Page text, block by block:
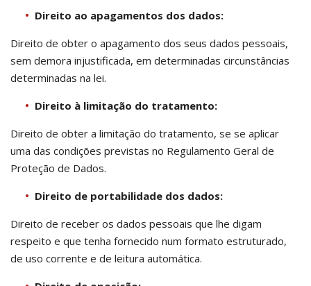
Direito ao apagamentos dos dados:
Direito de obter o apagamento dos seus dados pessoais,
sem demora injustificada, em determinadas circunstâncias
determinadas na lei.
Direito à limitação do tratamento:
Direito de obter a limitação do tratamento, se se aplicar
uma das condições previstas no Regulamento Geral de
Proteção de Dados.
Direito de portabilidade dos dados:
Direito de receber os dados pessoais que lhe digam
respeito e que tenha fornecido num formato estruturado,
de uso corrente e de leitura automática.